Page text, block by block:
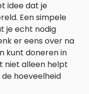
idee dat je
Een simpele
je echt nodig
er eens over na
kunt doneren in
niet alleen helpt
hoeveelheid